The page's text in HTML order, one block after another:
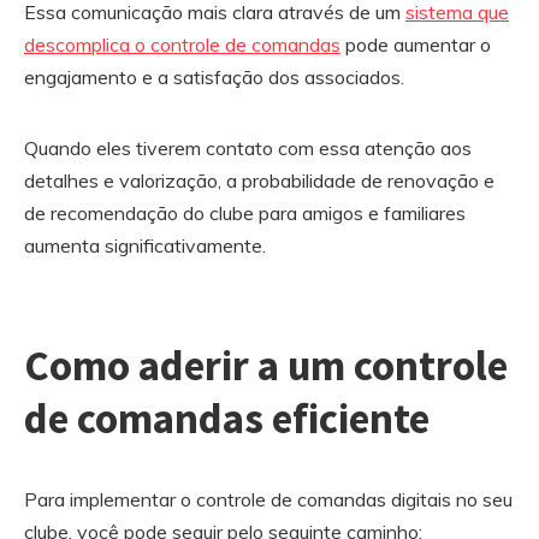
Essa comunicação mais clara através de um sistema que
descomplica o controle de comandas pode aumentar o
engajamento e a satisfação dos associados.
Quando eles tiverem contato com essa atenção aos
detalhes e valorização, a probabilidade de renovação e
de recomendação do clube para amigos e familiares
aumenta significativamente.
Como aderir a um controle
de comandas eficiente
Para implementar o controle de comandas digitais no seu
clube, você pode seguir pelo seguinte caminho: